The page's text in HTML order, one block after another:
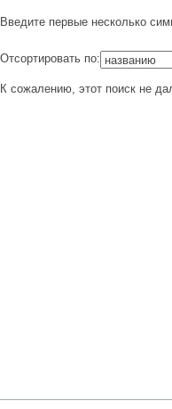
Введите первые несколько
Отсортировать по:
К сожалению, этот поиск не